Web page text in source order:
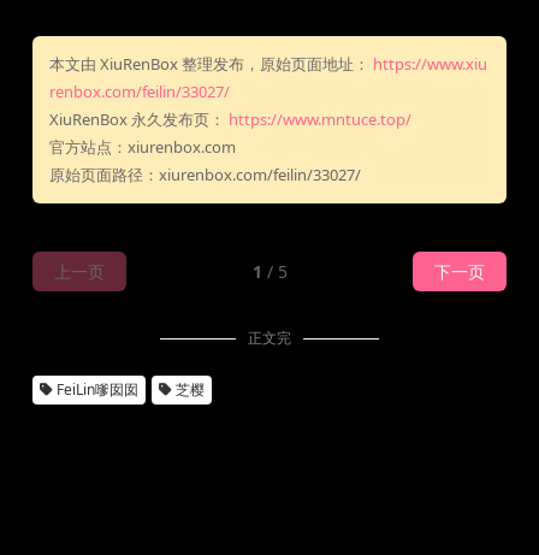
本文由 XiuRenBox 整理发布，原始页面地址： https://www.xiu
renbox.com/feilin/33027/
XiuRenBox 永久发布页： https://www.mntuce.top/
官方站点：xiurenbox.com
原始页面路径：xiurenbox.com/feilin/33027/
上一页 1 / 5 下一页
正文完
FeiLin嗲囡囡 芝樱